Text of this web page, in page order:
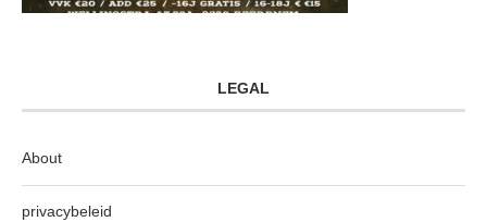
LEGAL
About
privacybeleid